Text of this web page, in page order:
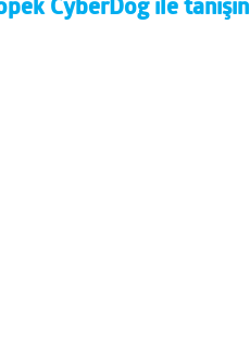
CyberDog ile tanışın